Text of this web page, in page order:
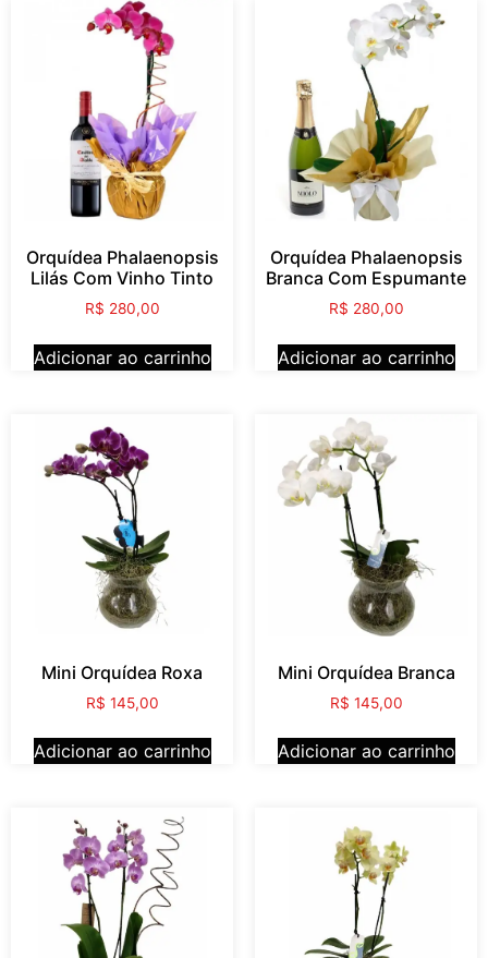
Orquídea Phalaenopsis
Lilás Com Vinho Tinto
R$ 280,00
Adicionar ao carrinho
Orquídea Phalaenopsis
Branca Com Espumante
R$ 280,00
Adicionar ao carrinho
Mini Orquídea Roxa
R$ 145,00
Adicionar ao carrinho
Mini Orquídea Branca
R$ 145,00
Adicionar ao carrinho